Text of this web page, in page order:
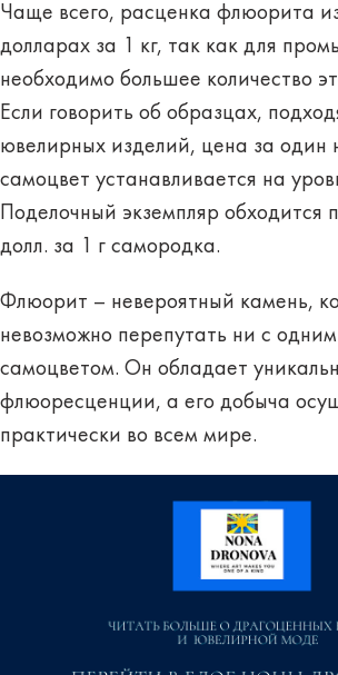
Чаще всего, расценка флюорита
долларах за 1 кг, так как для
необходимо большее количество
Если говорить об образцах,
ювелирных изделий, цена за один
самоцвет устанавливается на
Поделочный экземпляр обходится
долл. за 1 г самородка.
Флюорит – невероятный камень,
невозможно перепутать ни с
самоцветом. Он обладает
флюоресценции, а его добыча
практически во всем мире.